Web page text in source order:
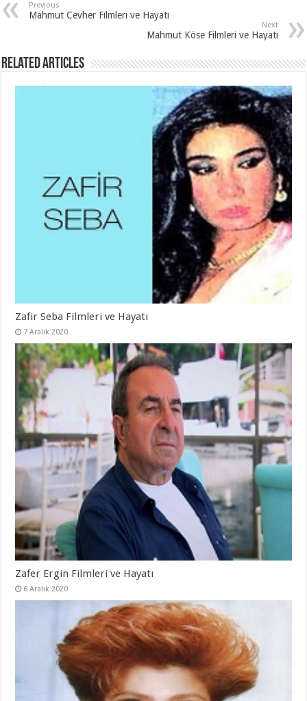
Previous
Mahmut Cevher Filmleri ve Hayatı
Next
Mahmut Köse Filmleri ve Hayatı
Related Articles
Zafir Seba Filmleri ve Hayatı
7 Aralık 2020
Zafer Ergin Filmleri ve Hayatı
6 Aralık 2020